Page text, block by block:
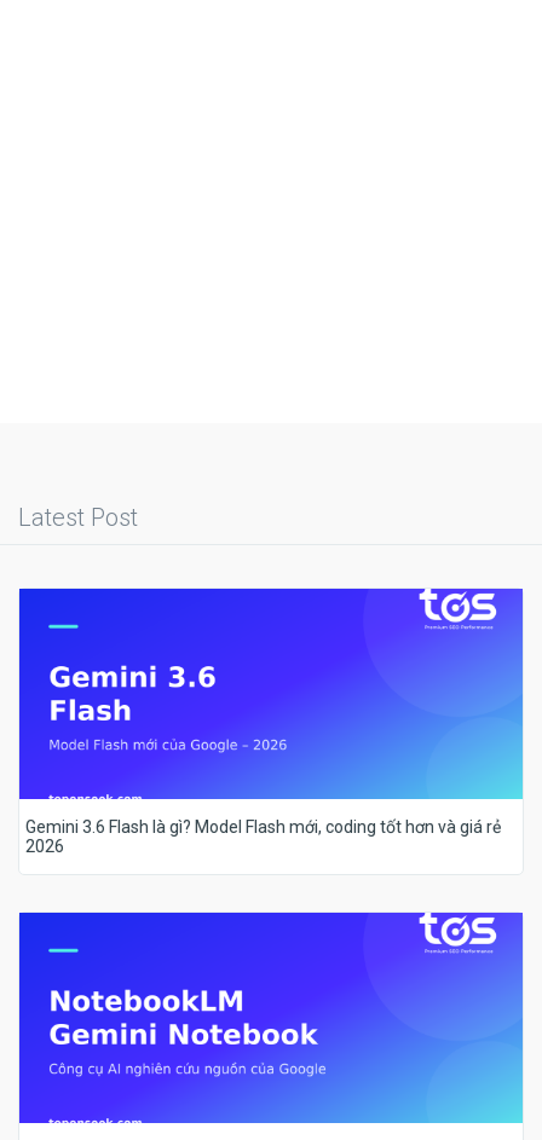
Latest Post
Gemini 3.6 Flash là gì? Model Flash mới, coding tốt hơn và giá rẻ
2026